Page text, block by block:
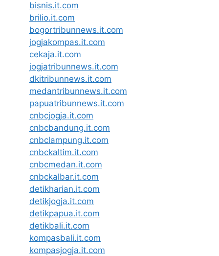
bisnis.it.com
brilio.it.com
bogortribunnews.it.com
jogjakompas.it.com
cekaja.it.com
jogjatribunnews.it.com
dkitribunnews.it.com
medantribunnews.it.com
papuatribunnews.it.com
cnbcjogja.it.com
cnbcbandung.it.com
cnbclampung.it.com
cnbckaltim.it.com
cnbcmedan.it.com
cnbckalbar.it.com
detikharian.it.com
detikjogja.it.com
detikpapua.it.com
detikbali.it.com
kompasbali.it.com
kompasjogja.it.com